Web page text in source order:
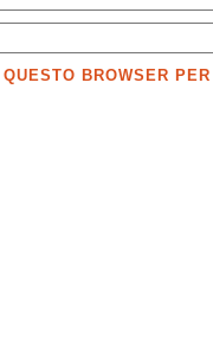
BROWSER